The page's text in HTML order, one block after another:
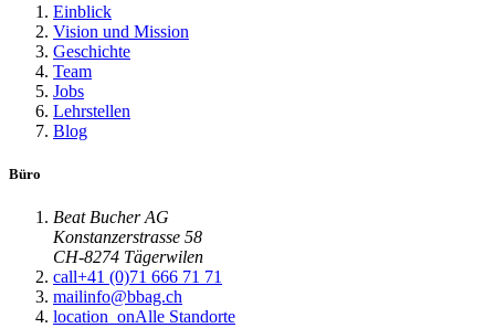
Einblick
Vision und Mission
Geschichte
Team
Jobs
Lehrstellen
Blog
Büro
Beat Bucher AG
Konstanzerstrasse 58
CH-8274 Tägerwilen
call+41 (0)71 666 71 71
mailinfo@bbag.ch
location_onAlle Standorte